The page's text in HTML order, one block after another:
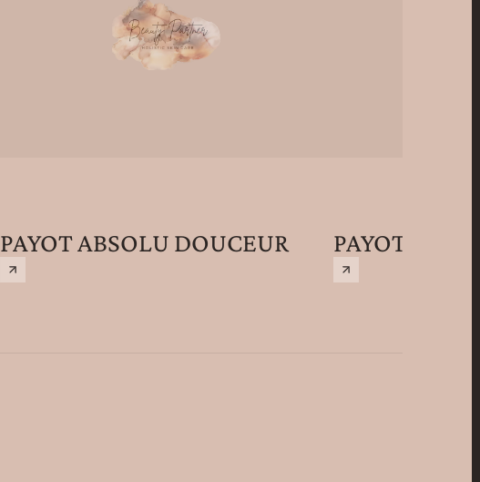
PAYOT ABSOLU DOUCEUR PAYOT